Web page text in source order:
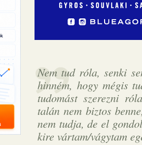
Nem tud róla, senki
hinném, hogy mégis
tudomást szerezni
talán nem biztos
nem tudja, de el
kire vártam/vágytam